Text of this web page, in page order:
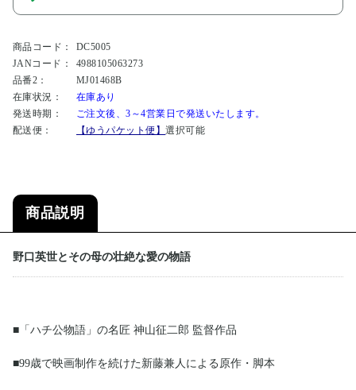
商品コード：
DC5005
JANコード：
4988105063273
品番2：
MJ01468B
在庫状況：
在庫あり
発送時期：
ご注文後、3～4営業日で発送いたします。
配送便：
【ゆうパケット便】選択可能
商品説明
野口英世とその母の壮絶な愛の物語
■「ハチ公物語」の名匠 神山征二郎 監督作品
■99歳で映画制作を続けた新藤兼人による原作・脚本